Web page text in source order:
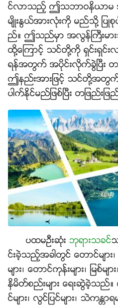
င္လာသည့္ ဤသဘာဝနိယာမ
မ်ိဳးႏြယ္အားလုံးကို မည္သို႔ ျပဳစု
ည္။ ဤသည္မွာ အလြန္ႀကီးမာ
ထို႔ေၾကာင့္ သင္တို႔ကို ရွင္းရွင္
ရန္အတြက္ အပိုင္းလိုက္ခြဲၿပီး တ
ဤနည္းအားျဖင့္ သင္တို႔အတ
ပါက္ႏိုင္မည္ျဖစ္ၿပီး တျဖည္း
ပထမဦးဆုံး ဘုရားသခင္
င္းခဲ့သည့္အခါတြင္ ေတာင္မ်ား၊
မ်ား၊ ေတာင္ကုန္းမ်ား၊ ျမစ္
နိမိတ္စည္းမ်ား ေရးဆြဲခဲ့သည္။
င္မ်ား၊ လြင္ျပင္မ်ား၊ သဲကႏၲာ